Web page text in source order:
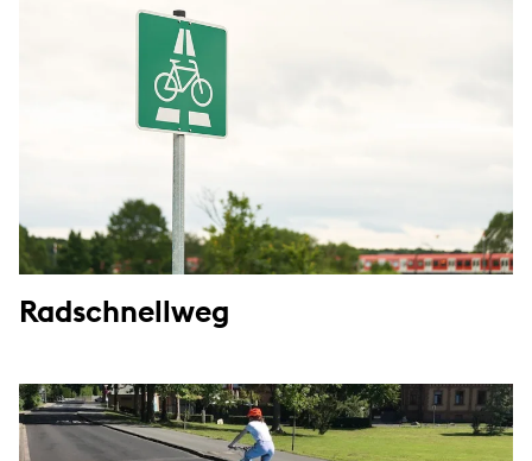
Radschnellweg